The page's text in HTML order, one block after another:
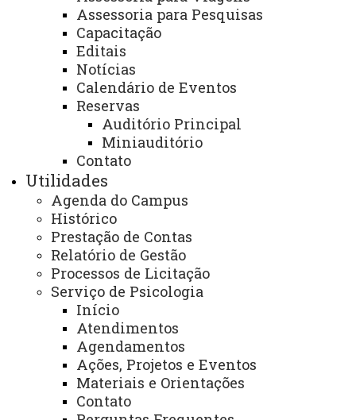
Assessoria para Pesquisas
Capacitação
Editais
Notícias
Calendário de Eventos
Reservas
Auditório Principal
Miniauditório
Contato
Utilidades
Agenda do Campus
Histórico
Prestação de Contas
Relatório de Gestão
Processos de Licitação
Serviço de Psicologia
Início
Atendimentos
Agendamentos
Ações, Projetos e Eventos
Materiais e Orientações
Contato
Gráfica Universitária
NÚCLEOS
NeadUni - Núcleo de Educação a Distância
NEE - Núcleo de Estações Experimentais
NTI - Núcleo de Tecnologia da Informação
NIP - Núcleo de Inserção Profissional
NUFOPE - Núcleo de Formação Docente e Prática de Ensino
NUTE - Núcleo de Telemedicina
Núcleos Complementares
PROGRAMAS INSTITUCIONAIS
PEL - Programa de Ensino de Línguas
PEE - Educação Especial
PIBID - Bolsas de Iniciação à Docência